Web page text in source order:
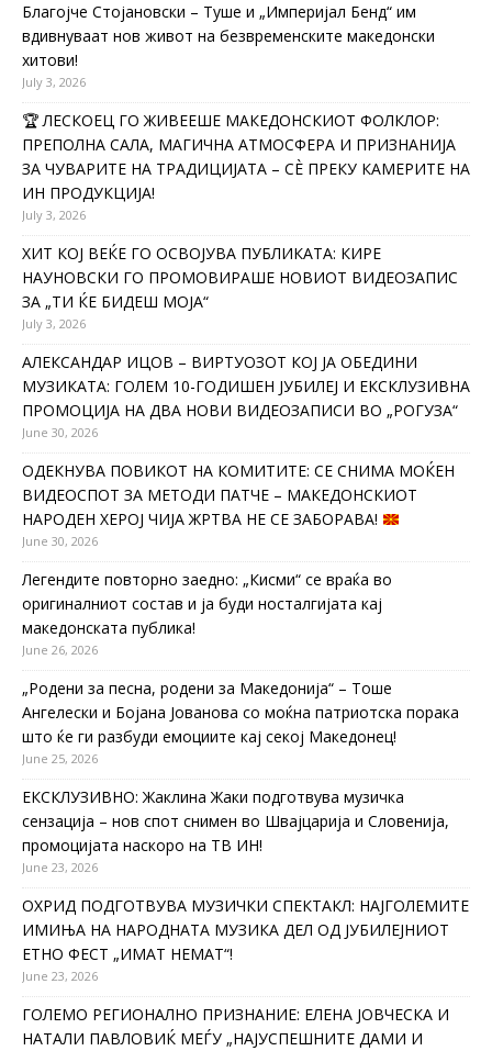
Благојче Стојановски – Туше и „Империјал Бенд“ им
вдивнуваат нов живот на безвременските македонски
хитови!
July 3, 2026
🏆 ЛЕСКОЕЦ ГО ЖИВЕЕШЕ МАКЕДОНСКИОТ ФОЛКЛОР:
ПРЕПОЛНА САЛА, МАГИЧНА АТМОСФЕРА И ПРИЗНАНИЈА
ЗА ЧУВАРИТЕ НА ТРАДИЦИЈАТА – СÈ ПРЕКУ КАМЕРИТЕ НА
ИН ПРОДУКЦИЈА!
July 3, 2026
ХИТ КОЈ ВЕЌЕ ГО ОСВОЈУВА ПУБЛИКАТА: КИРЕ
НАУНОВСКИ ГО ПРОМОВИРАШЕ НОВИОТ ВИДЕОЗАПИС
ЗА „ТИ ЌЕ БИДЕШ МОЈА“
July 3, 2026
АЛЕКСАНДАР ИЦОВ – ВИРТУОЗОТ КОЈ ЈА ОБЕДИНИ
МУЗИКАТА: ГОЛЕМ 10-ГОДИШЕН ЈУБИЛЕЈ И ЕКСКЛУЗИВНА
ПРОМОЦИЈА НА ДВА НОВИ ВИДЕОЗАПИСИ ВО „РОГУЗА“
June 30, 2026
ОДЕКНУВА ПОВИКОТ НА КОМИТИТЕ: СЕ СНИМА МОЌЕН
ВИДЕОСПОТ ЗА МЕТОДИ ПАТЧЕ – МАКЕДОНСКИОТ
НАРОДЕН ХЕРОЈ ЧИЈА ЖРТВА НЕ СЕ ЗАБОРАВА!
June 30, 2026
Легендите повторно заедно: „Кисми“ се враќа во
оригиналниот состав и ја буди носталгијата кај
македонската публика!
June 26, 2026
„Родени за песна, родени за Македонија“ – Тоше
Ангелески и Бојана Јованова со моќна патриотска порака
што ќе ги разбуди емоциите кај секој Македонец!
June 25, 2026
ЕКСКЛУЗИВНО: Жаклина Жаки подготвува музичка
сензација – нов спот снимен во Швајцарија и Словенија,
промоцијата наскоро на ТВ ИН!
June 23, 2026
ОХРИД ПОДГОТВУВА МУЗИЧКИ СПЕКТАКЛ: НАЈГОЛЕМИТЕ
ИМИЊА НА НАРОДНАТА МУЗИКА ДЕЛ ОД ЈУБИЛЕЈНИОТ
ЕТНО ФЕСТ „ИМАТ НЕМАТ“!
June 23, 2026
ГОЛЕМО РЕГИОНАЛНО ПРИЗНАНИЕ: ЕЛЕНА ЈОВЧЕСКА И
НАТАЛИ ПАВЛОВИЌ МЕЃУ „НАЈУСПЕШНИТЕ ДАМИ И